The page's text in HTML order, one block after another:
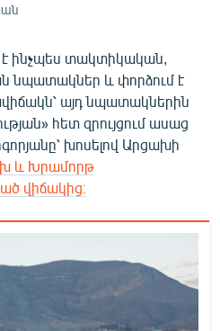
ինչպես տակտիկական,
նպատակներ և փորձում է
այդ նպատակներին
հետ զրույցում ասաց
խոսելով Արցախի
և Խրամորթ
վիճակից։